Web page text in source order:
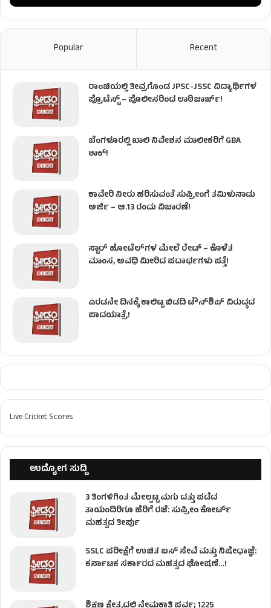
Popular Recent
ರಾಂಚಿಯಲ್ಲಿ ತೀವ್ರಗೊಂಡ JPSC-JSSC ವಿದ್ಯಾರ್ಥಿಗಳ
ಪ್ರೊಟೆಸ್ಟ್ – ಪೊಲೀಸರಿಂದ ಲಾಠಿಚಾರ್ಜ್!
ಬೆಂಗಳೂರಲ್ಲಿ ಖಾಲಿ ನಿವೇಶನ ಮಾಲೀಕರಿಗೆ GBA
ಶಾಕ್!
ಕಾವೇರಿ ನೀರು ಹರಿಸುವಂತೆ ಸುಪ್ರೀಂಗೆ ತಮಿಳುನಾಡು
ಅರ್ಜಿ – ಆ.13 ರಂದು ವಿಚಾರಣೆ!
ಸ್ಟಾರ್ ಹೋಟೆಲ್​​​ಗಳ ಮೇಲೆ ರೇಡ್ – ಕೊಳೆತ
ಮಾಂಸ, ಅವಧಿ ಮೀರಿದ ಪದಾರ್ಥಗಳು ಪತ್ತೆ!
ಎರಡನೇ ದಿನಕ್ಕೆ ಕಾಲಿಟ್ಟ ಬಿಡದಿ ಟೌನ್​ಶಿಪ್ ವಿರುದ್ಧದ
ಪಾದಯಾತ್ರೆ!
Live Cricket Scores
ಉದ್ಯೋಗ ಸುದ್ದಿ
3 ತಿಂಗಳಿಗಿಂತ ಮೇಲ್ಪಟ್ಟ ಮಗು ದತ್ತು ಪಡೆದ
ತಾಯಂದಿರಿಗೂ ಹೆರಿಗೆ ರಜೆ: ಸುಪ್ರೀಂ ಕೋರ್ಟ್
ಮಹತ್ವದ ತೀರ್ಪು
SSLC ಪರೀಕ್ಷೆಗೆ ಉಚಿತ ಬಸ್ ಸೇವೆ ಮತ್ತು ನಿಷೇಧಾಜ್ಞೆ:
ಕರ್ನಾಟಕ ಸರ್ಕಾರದ ಮಹತ್ವದ ಘೋಷಣೆ…!